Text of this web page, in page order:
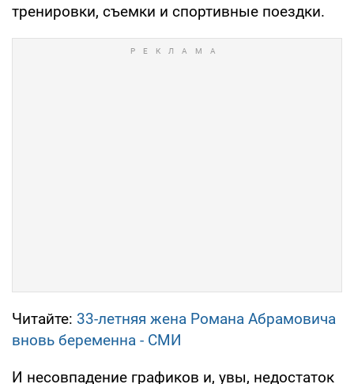
тренировки, съемки и спортивные поездки.
Читайте: 33-летняя жена Романа Абрамовича
вновь беременна - СМИ
И несовпадение графиков и, увы, недостаток